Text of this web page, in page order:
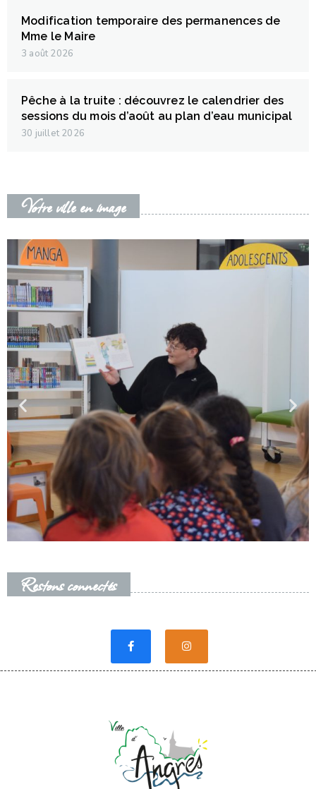
Modification temporaire des permanences de
Mme le Maire
3 août 2026
Pêche à la truite : découvrez le calendrier des
sessions du mois d’août au plan d’eau municipal
30 juillet 2026
Votre ville en image
Restons connectés